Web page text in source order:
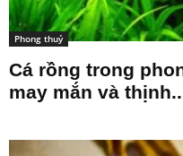
Phong thuỷ
Cá rồng trong
may mắn và